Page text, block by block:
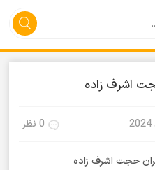
اشرف زاده
0 نظر
حجت اشرف زاده